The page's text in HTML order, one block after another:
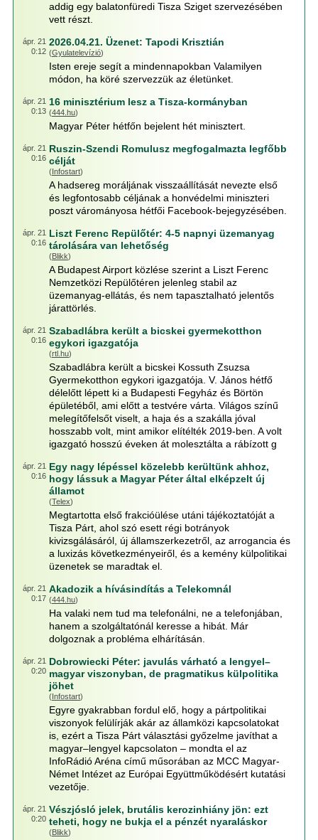
addig egy balatonfüredi Tisza Sziget szervezésében
vett részt.
ápr. 21
0:12
2026.04.21. Üzenet: Tapodi Krisztián
(Gyulatelevízió)
Isten ereje segít a mindennapokban Valamilyen
módon, ha köré szervezzük az életünket.
ápr. 21
0:13
16 minisztérium lesz a Tisza-kormányban
(444.hu)
Magyar Péter hétfőn bejelent hét minisztert.
ápr. 21
0:16
Ruszin-Szendi Romulusz megfogalmazta legfőbb
célját
(Infostart)
A hadsereg moráljának visszaállítását nevezte első
és legfontosabb céljának a honvédelmi miniszteri
poszt várományosa hétfői Facebook-bejegyzésében.
ápr. 21
0:16
Liszt Ferenc Repülőtér: 4-5 napnyi üzemanyag
tárolására van lehetőség
(Blikk)
A Budapest Airport közlése szerint a Liszt Ferenc
Nemzetközi Repülőtéren jelenleg stabil az
üzemanyag-ellátás, és nem tapasztalható jelentős
járattörlés.
ápr. 21
0:16
Szabadlábra került a bicskei gyermekotthon
egykori igazgatója
(rtl.hu)
Szabadlábra került a bicskei Kossuth Zsuzsa
Gyermekotthon egykori igazgatója. V. János hétfő
délelőtt lépett ki a Budapesti Fegyház és Börtön
épületéből, ami előtt a testvére várta. Világos színű
melegítőfelsőt viselt, a haja és a szakálla jóval
hosszabb volt, mint amikor elítélték 2019-ben. A volt
igazgató hosszú éveken át molesztálta a rábízott g
ápr. 21
0:16
Egy nagy lépéssel közelebb kerültünk ahhoz,
hogy lássuk a Magyar Péter által elképzelt új
államot
(Telex)
Megtartotta első frakcióülése utáni tájékoztatóját a
Tisza Párt, ahol szó esett régi botrányok
kivizsgálásáról, új államszerkezetről, az arrogancia és
a luxizás következményeiről, és a kemény külpolitikai
üzenetek se maradtak el.
ápr. 21
0:17
Akadozik a hívásindítás a Telekomnál
(444.hu)
Ha valaki nem tud ma telefonálni, ne a telefonjában,
hanem a szolgáltatónál keresse a hibát. Már
dolgoznak a probléma elhárításán.
ápr. 21
0:20
Dobrowiecki Péter: javulás várható a lengyel–
magyar viszonyban, de pragmatikus külpolitika
jöhet
(Infostart)
Egyre gyakrabban fordul elő, hogy a pártpolitikai
viszonyok felülírják akár az államközi kapcsolatokat
is, ezért a Tisza Párt választási győzelme javíthat a
magyar–lengyel kapcsolaton – mondta el az
InfoRádió Aréna című műsorában az MCC Magyar-
Német Intézet az Európai Együttműködésért kutatási
vezetője.
ápr. 21
0:20
Vészjósló jelek, brutális kerozinhiány jön: ezt
teheti, hogy ne bukja el a pénzét nyaraláskor
(Blikk)